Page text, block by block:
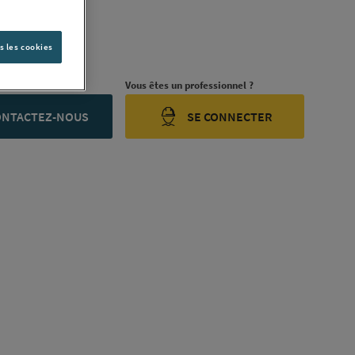
complète
NOUS
Vous êtes un professionnel ?
SE CONNECTER
les cookies